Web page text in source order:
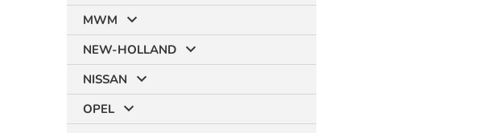
MWM
NEW-HOLLAND
NISSAN
OPEL